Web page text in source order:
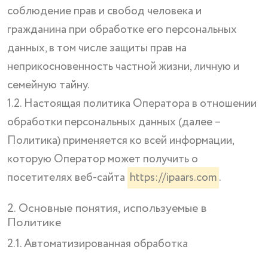
соблюдение прав и свобод человека и
гражданина при обработке его персональных
данных, в том числе защиты прав на
неприкосновенность частной жизни, личную и
семейную тайну.
1.2. Настоящая политика Оператора в отношении
обработки персональных данных (далее –
Политика) применяется ко всей информации,
которую Оператор может получить о
посетителях веб-сайта https://ipaars.com.
2. Основные понятия, используемые в
Политике
2.1. Автоматизированная обработка